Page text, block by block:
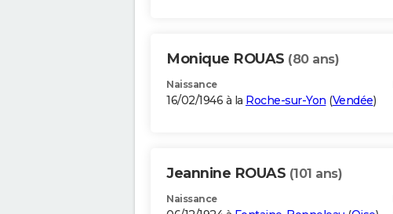
Monique ROUAS (80 ans)
Naissance
16/02/1946 à la Roche-sur-Yon (Vendée)
Jeannine ROUAS (101 ans)
Naissance